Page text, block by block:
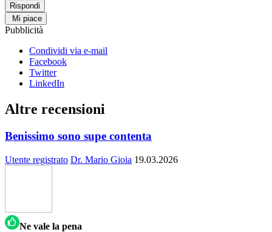
Rispondi
Mi piace
Pubblicità
Condividi via e-mail
Facebook
Twitter
LinkedIn
Altre recensioni
Benissimo sono supe contenta
Utente registrato Dr. Mario Gioia 19.03.2026
Ne vale la pena